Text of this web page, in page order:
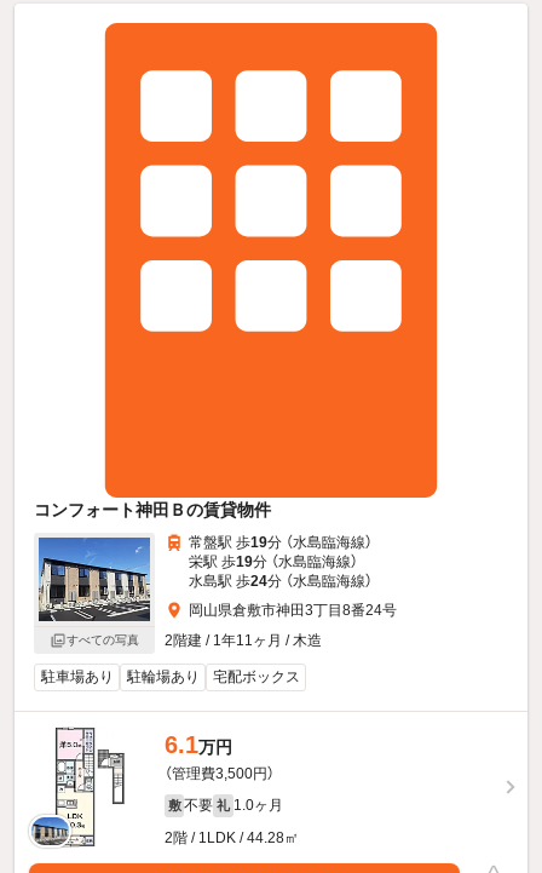
コンフォート神田Ｂの賃貸物件
すべての写真
常盤駅 歩19分 （水島臨海線）
栄駅 歩19分 （水島臨海線）
水島駅 歩24分 （水島臨海線）
岡山県倉敷市神田3丁目8番24号
2階建 / 1年11ヶ月 / 木造
駐車場あり 駐輪場あり 宅配ボックス
6.1万円
（管理費3,500円）
敷 不要 礼 1.0ヶ月
2階 / 1LDK / 44.28㎡